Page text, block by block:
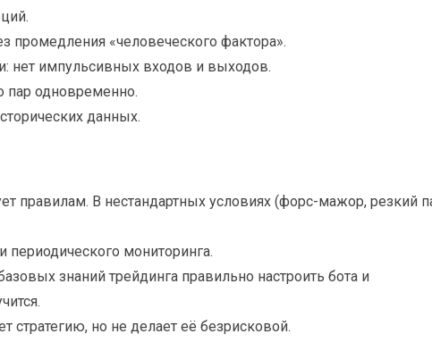
промедления «человеческого фактора».
нет импульсивных входов и выходов.
пар одновременно.
данных.
правилам. В нестандартных условиях (форс-мажор, резкий
периодического мониторинга.
знаний трейдинга правильно настроить бота и
стратегию, но не делает её безрисковой.